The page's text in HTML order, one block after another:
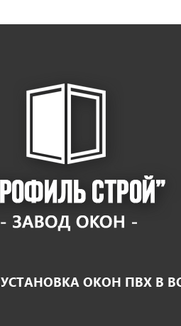
УСТАНОВКА ОКОН ПВХ В